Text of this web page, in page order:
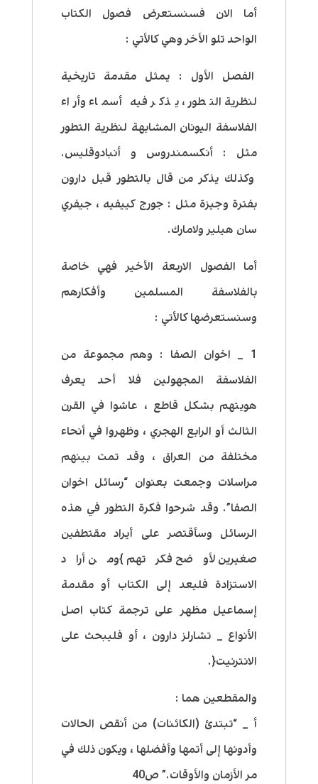
أما الان فسنستعرض فصول الكتاب
الواحد تلو الأخر وهي كالأتي :
الفصل الأول : يمثل مقدمة تاريخية
لنظرية التطور ، يذكر فيه أسماء وأراء
الفلاسفة اليونان المشابهة لنظرية التطور
مثل : أنكسمندروس و أنبادوقليس.
وكذلك يذكر من قال بالتطور قبل دارون
بفترة وجيزة مثل : جورج كييفيه ، جيفري
سان هيلير ولامارك.
أما الفصول الاربعة الأخير فهي خاصة
بالفلاسفة المسلمين وأفكارهم
وسنستعرضها كالأتي :
1 _ اخوان الصفا : وهم مجموعة من
الفلاسفة المجهولين فلا أحد يعرف
هويتهم بشكل قاطع ، عاشوا في القرن
الثالث أو الرابع الهجري ، وظهروا في أنحاء
مختلفة من العراق ، وقد تمت بينهم
مراسلات وجمعت بعنوان “رسائل اخوان
الصفا”. وقد شرحوا فكرة التطور في هذه
الرسائل وسأقتصر على أيراد مقتطفين
صغيرين لأوضح فكرتهم }ومن أراد
الاستزادة فليعد إلى الكتاب أو مقدمة
إسماعيل مظهر على ترجمة كتاب اصل
الأنواع _ تشارلز دارون ، أو فليبحث على
الانترنيت{.
والمقطعين هما :
أ _ “تبتدئ (الكائنات) من أنقص الحالات
وأدونها إلى أتمها وأفضلها ، ويكون ذلك في
مر الأزمان والأوقات.” ص40